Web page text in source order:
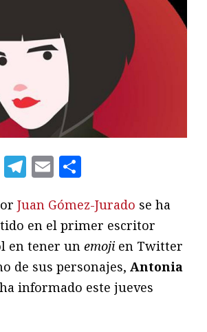
Twitter
Telegram
Email
Juan Gómez-Jurado se ha
en el primer escritor
en tener un emoji en Twitter
de sus personajes, Antonia
informado este jueves